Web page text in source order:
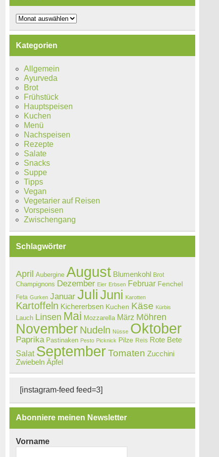
Archiv
Kategorien
Allgemein
Ayurveda
Brot
Frühstück
Hauptspeisen
Kuchen
Menü
Nachspeisen
Rezepte
Salate
Snacks
Suppe
Tipps
Vegan
Vegetarier auf Reisen
Vorspeisen
Zwischengang
Schlagwörter
April Aubergine August Blumenkohl Brot
Champignons Dezember Eier Erbsen Februar Fenchel
Feta Gurken Januar JuliJuni Karotten
Kartoffeln Kichererbsen Kuchen Käse Kürbis
Lauch Linsen Mai Mozzarella März Möhren
November Nudeln Nüsse Oktober
Paprika Pastinaken Pesto Picknick Pilze Reis Rote Bete
Salat September Tomaten Zucchini
Zwiebeln Äpfel
[instagram-feed feed=3]
Abonniere meinen Newsletter
Vorname